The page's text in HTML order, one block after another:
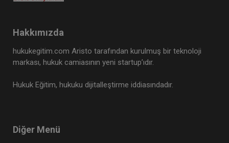
Hukuka İlişkin Kararlar
Hakkımızda
hukukegitim.com Aristo tarafından kurulmuş bir teknoloji
markası, hukuk camiasının yeni startup’ıdır.
Hukuk Eğitim, hukuku dijitalleştirme iddiasındadır.
Diğer Menü